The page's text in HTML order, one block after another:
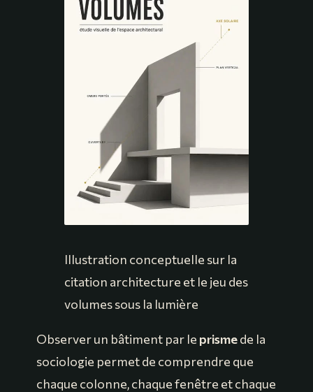
Illustration conceptuelle sur la
citation architecture et le jeu des
volumes sous la lumière
Observer un bâtiment par le prismede la
sociologie permet de comprendre que
chaque colonne, chaque fenêtre et chaque